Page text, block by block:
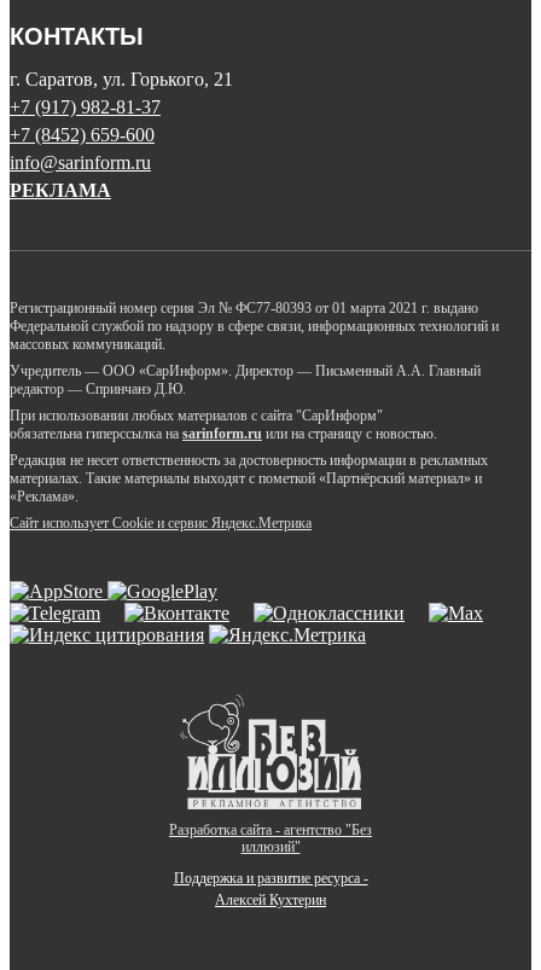
КОНТАКТЫ
г. Саратов, ул. Горького, 21
+7 (917) 982-81-37
+7 (8452) 659-600
info@sarinform.ru
РЕКЛАМА
Регистрационный номер серия Эл № ФС77-80393 от 01 марта 2021 г. выдано
Федеральной службой по надзору в сфере связи, информационных технологий и
массовых коммуникаций.
Учредитель — ООО «СарИнформ». Директор — Письменный А.А. Главный
редактор — Спринчанэ Д.Ю.
При использовании любых материалов с сайта "СарИнформ"
обязательна гиперссылка на sarinform.ru или на страницу с новостью.
Редакция не несет ответственность за достоверность информации в рекламных
материалах. Такие материалы выходят с пометкой «Партнёрский материал» и
«Реклама».
Сайт использует Cookie и сервиc Яндекс.Метрика
Разработка сайта - агентство "Без
иллюзий"
Поддержка и развитие ресурса -
Алексей Кухтерин